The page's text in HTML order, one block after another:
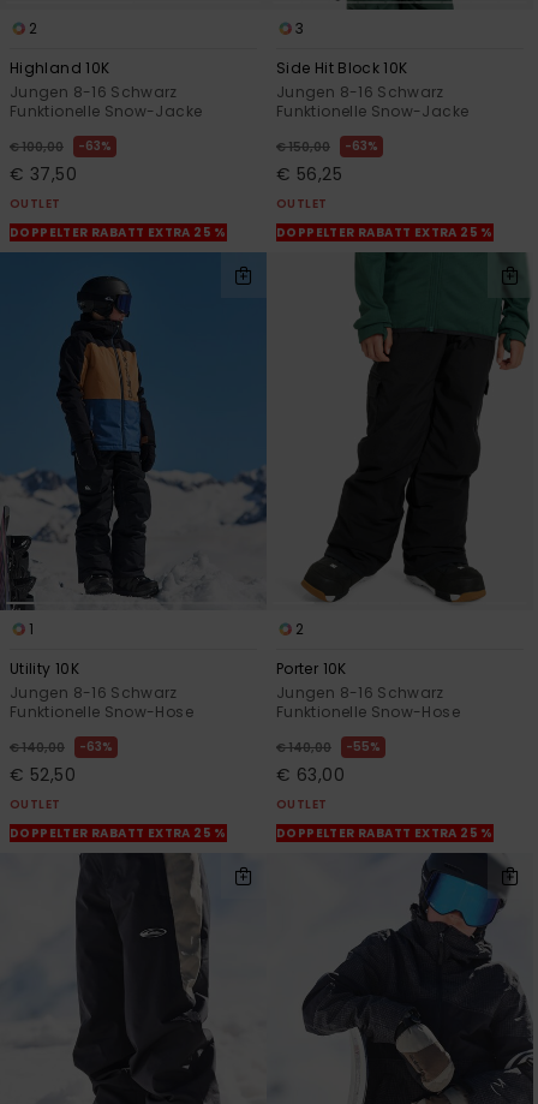
2
Highland 10K
Jungen 8-16 Schwarz
Funktionelle Snow-Jacke
€ 100,00 63%
€ 37,50
OUTLET
DOPPELTER RABATT EXTRA 25 %
3
Side Hit Block 10K
Jungen 8-16 Schwarz
Funktionelle Snow-Jacke
€ 150,00 63%
€ 56,25
OUTLET
DOPPELTER RABATT EXTRA 25 %
1
Utility 10K
Jungen 8-16 Schwarz
Funktionelle Snow-Hose
€ 140,00 63%
€ 52,50
OUTLET
DOPPELTER RABATT EXTRA 25 %
2
Porter 10K
Jungen 8-16 Schwarz
Funktionelle Snow-Hose
€ 140,00 55%
€ 63,00
OUTLET
DOPPELTER RABATT EXTRA 25 %